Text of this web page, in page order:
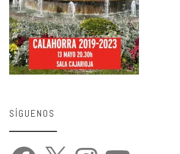
SÍGUENOS
Facebook Instagram YouTube